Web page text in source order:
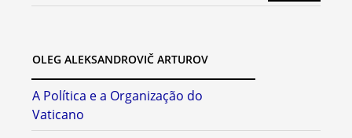
OLEG ALEKSANDROVIČ ARTUROV
A Política e a Organização do
Vaticano